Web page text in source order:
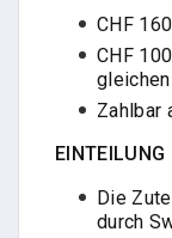
CHF
CHF
Zahlbar
EINTEILUNG
Die
durch